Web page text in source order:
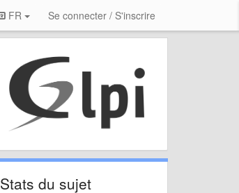
FR Se connecter / S'inscrire
Stats du sujet